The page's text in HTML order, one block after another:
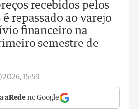
recebidos pelos
repassado ao varejo
financeiro na
semestre de
2026, 15:59
aRede no Google